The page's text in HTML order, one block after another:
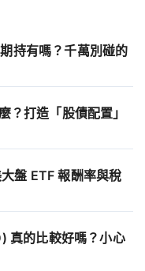
持有嗎？千萬別碰的
？打造「股債配置」
盤 ETF 報酬率與稅
的比較好嗎？小心